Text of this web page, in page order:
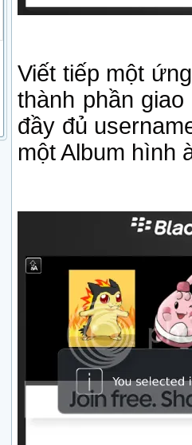
Viết tiếp một
thành phần
đầy đủ
một Album hình